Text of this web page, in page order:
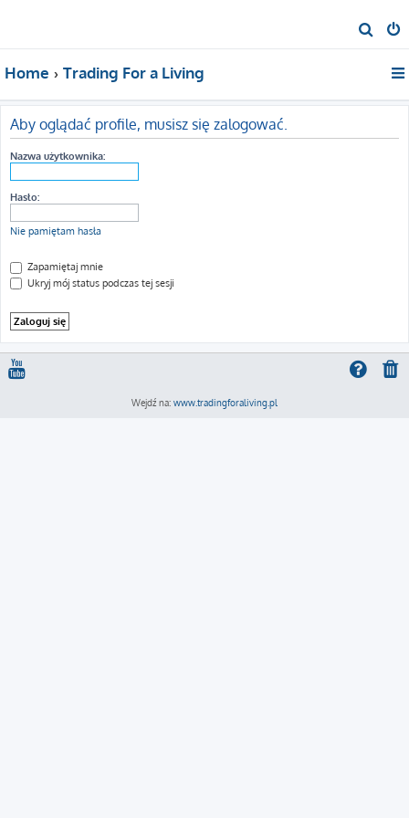
z
j
Home Trading For a Living
Aby oglądać profile, musisz się zalogować.
Nazwa użytkownika:
Hasło:
Nie pamiętam hasła
Zapamiętaj mnie
Ukryj mój status podczas tej sesji
Wejdź na: www.tradingforaliving.pl